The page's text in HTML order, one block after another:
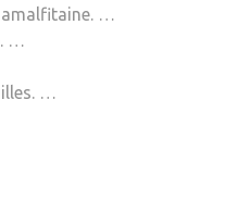
amalfitaine. …
…
…